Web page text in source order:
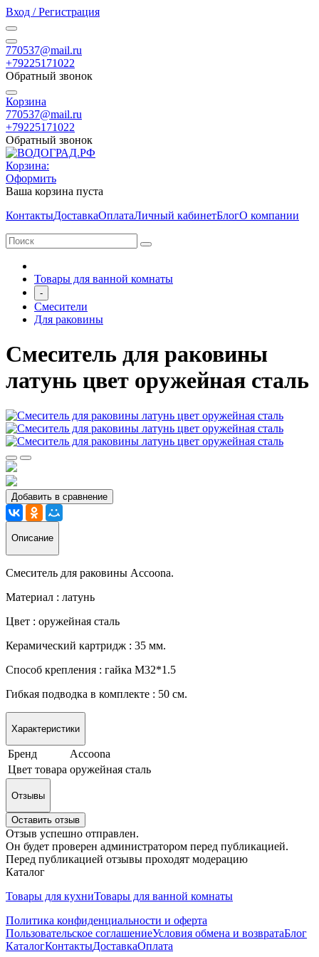
Вход / Регистрация
770537@mail.ru
+79225171022
Обратный звонок
Корзина
770537@mail.ru
+79225171022
Обратный звонок
Корзина:
Оформить
Ваша корзина пуста
КонтактыДоставкаОплатаЛичный кабинетБлогО компании
Товары для ванной комнаты
-
Смесители
Для раковины
Смеситель для раковины
латунь цвет оружейная сталь
Добавить в сравнение
Описание
Смеситель для раковины Accoona.
Материал : латунь
Цвет : оружейная сталь
Керамический картридж : 35 мм.
Способ крепления : гайка М32*1.5
Гибкая подводка в комплекте : 50 см.
Характеристики
Бренд
Accoona
Цвет товара оружейная сталь
Отзывы
Оставить отзыв
Отзыв успешно отправлен.
Он будет проверен администратором перед публикацией.
Перед публикацией отзывы проходят модерацию
Каталог
Товары для кухниТовары для ванной комнаты
Политика конфиденциальности и оферта
Пользовательское соглашениеУсловия обмена и возвратаБлог
КаталогКонтактыДоставкаОплата